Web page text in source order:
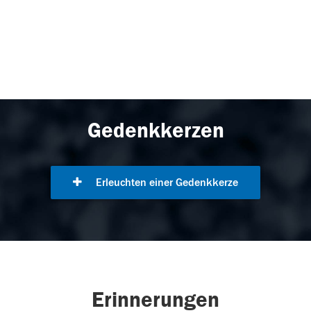
Gedenkkerzen
Erleuchten einer Gedenkkerze
Erinnerungen